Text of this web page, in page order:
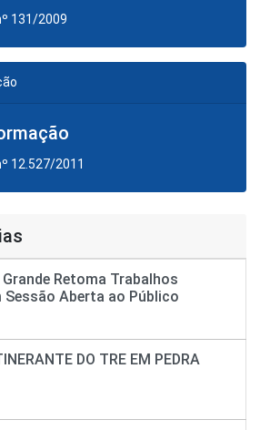
131/2009
12.527/2011
Retoma Trabalhos
Aberta ao Público
DO TRE EM PEDRA